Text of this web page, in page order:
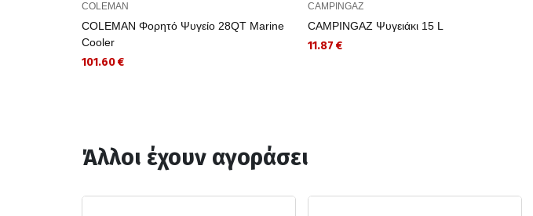
COLEMAN
COLEMAN Φορητό Ψυγείο 28QT Marine
Cooler
101.60 €
CAMPINGAZ
CAMPINGAZ Ψυγειάκι 15 L
11.87 €
Άλλοι έχουν αγοράσει